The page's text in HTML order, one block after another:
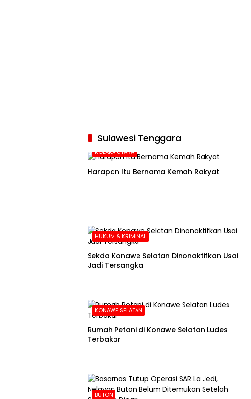
Sulawesi Tenggara
KOLAKA UTARA
Harapan Itu Bernama Kemah Rakyat
HUKUM & KRIMINAL
Sekda Konawe Selatan Dinonaktifkan Usai
Jadi Tersangka
KONAWE SELATAN
Rumah Petani di Konawe Selatan Ludes
Terbakar
BUTON